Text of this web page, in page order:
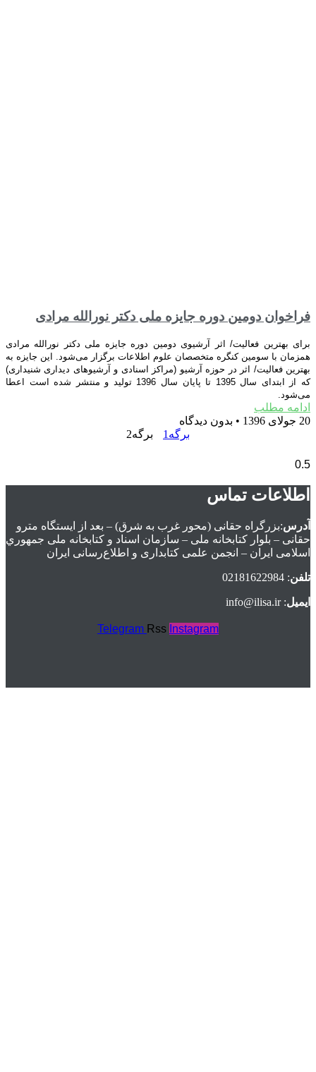
فراخوان دومین دوره جایزه ملی دکتر نورالله مرادی
برای بهترین فعالیت/ اثر آرشیوی دومین دوره جایزه ملی دکتر نورالله مرادی
همزمان با سومین کنگره متخصصان علوم اطلاعات برگزار می‌شود. این جایزه به
بهترین فعالیت/ اثر در حوزه آرشیو (مراکز اسنادی و آرشیوهای دیداری شنیداری)
که از ابتدای سال 1395 تا پایان سال 1396 تولید و منتشر شده است اعطا
می‌شود.
ادامه مطلب
20 جولای 1396
بدون دیدگاه
برگه 1 برگه2
اطلاعات تماس
آدرس:بزرگراه حقانی (محور غرب به شرق) – بعد از ايستگاه مترو
حقانی – بلوار كتابخانه ملی – سازمان اسناد و كتابخانه ملی جمهوري
اسلامی ايران – انجمن علمی کتابداری و اطلاع‌رسانی ایران
تلفن: 02181622984
ایمیل: info@ilisa.ir
Telegram Rss Instagram